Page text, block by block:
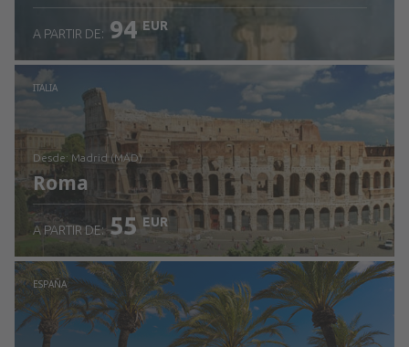
Revisa los detalles
A PARTIR DE: 94 EUR
ITALIA
desde: Madrid (MAD)
Roma
Revisa los detalles
A PARTIR DE: 55 EUR
ESPAÑA